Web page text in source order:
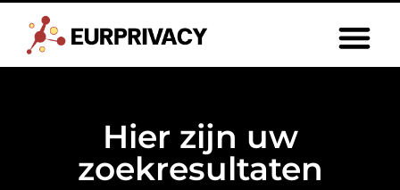
Hier zijn uw
zoekresultaten